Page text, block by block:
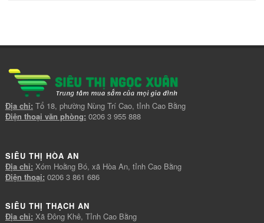
Địa chỉ: Tổ 18, phường Nùng Trí Cao, tỉnh Cao Bằng
Điện thoại văn phòng: 0206 3 955 888
SIÊU THỊ HÒA AN
Địa chỉ: Xóm Hoằng Bó, xã Hòa An, tỉnh Cao Bằng
Điện thoại: 0206 3 861 686
SIÊU THỊ THẠCH AN
Địa chỉ: Xã Đông Khê, Tỉnh Cao Bằng